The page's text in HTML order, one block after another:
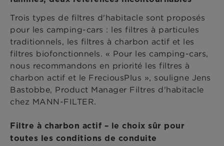
Trois types de filtres d'habitacle sont proposés
pour les camping-cars : les filtres à particules
traditionnels, les filtres à charbon actif et les
filtres biofonctionnels. « Pour les camping-cars,
nous recommandons en priorité les filtres à
charbon actif et le FreciousPlus », souligne Jens
Bastobbe, Product Manager Filtres d'habitacle
chez MANN-FILTER.
Filtre à charbon actif – le choix sûr pour
toutes les conditions de conduite